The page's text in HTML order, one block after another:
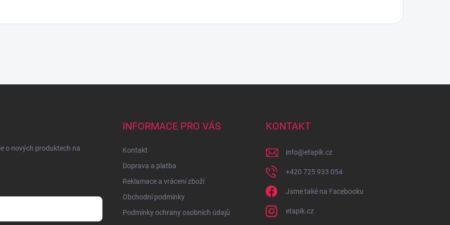
o nových produktech na
INFORMACE PRO VÁS
Kontakt
Doprava a platba
Reklamace a vrácení zboží
Obchodní podmínky
Podmínky ochrany osobních údajů
KONTAKT
info@etapik.cz
+420 725 933 054
Jsme také na Facebooku
etapik.cz